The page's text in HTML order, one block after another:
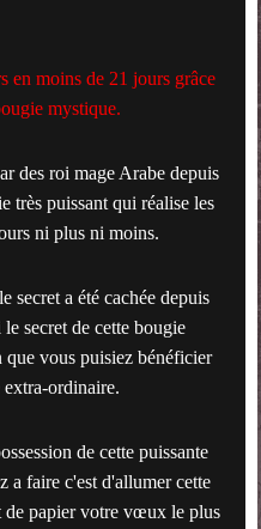
en moins de 21 jours grâce
mystique.
des roi mage Arabe depuis
très puissant qui réalise les
ni plus ni moins.
secret a été cachée depuis
secret de cette bougie
vous puisiez bénéficier
extra-ordinaire.
de cette puissante
a faire c'est d'allumer cette
de papier votre vœux le plus